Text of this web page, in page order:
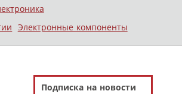
Электронные компоненты
Подписка на новости